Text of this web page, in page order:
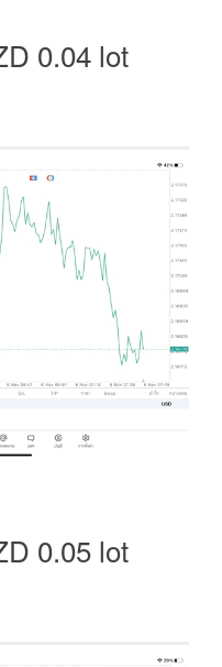
0.04 lot
0.05 lot